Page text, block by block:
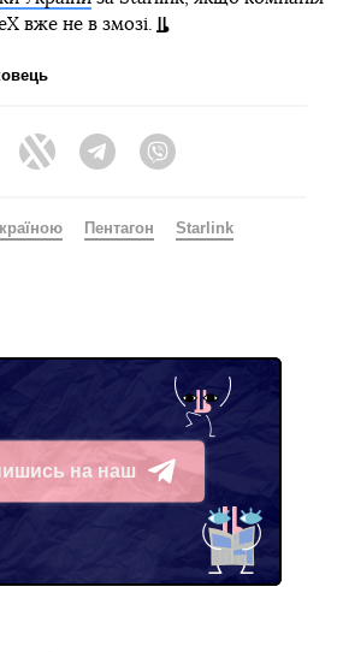
вже не в змозі.
FacebookTwitter Telegram
Пентагон
Starlink
на наш